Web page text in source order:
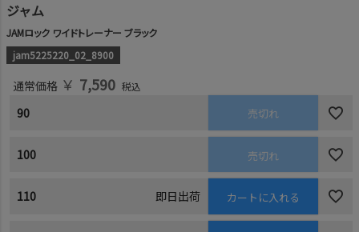
ジャム
JAMロック ワイドトレーナー ブラック
jam5225220_02_8900
通常価格 ￥ 7,590 税込
90 売切れ
100 売切れ
110 即日出荷 カートに入れる